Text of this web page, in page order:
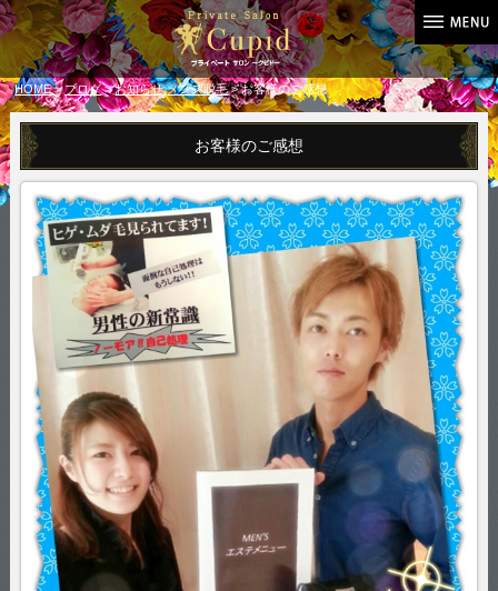
HOME>ブログ>お知らせ,メンズ脱毛> お客様のご感想
お客様のご感想